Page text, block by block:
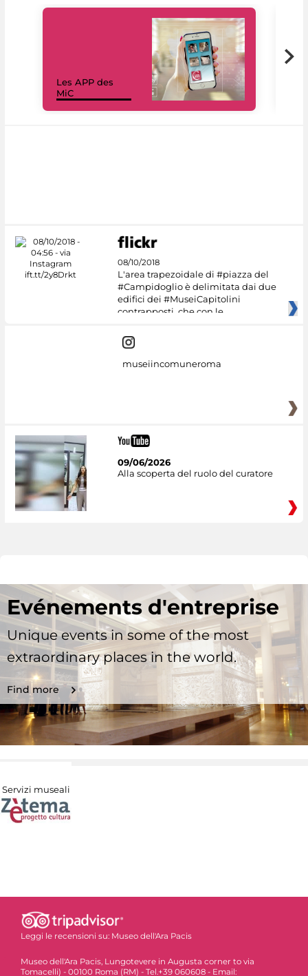
Les APP des
MiC
08/10/2018
L'area trapezoidale di #piazza del
#Campidoglio è delimitata dai due
edifici dei #MuseiCapitolini
contrapposti, che con le
museiincomuneroma
09/06/2026
Alla scoperta del ruolo del curatore
Evénements d'entreprise
Unique events in some of the most
extraordinary places in the world.
Find more
Servizi museali
Leggi le recensioni su: Museo dell'Ara Pacis
Museo dell'Ara Pacis, Lungotevere in Augusta corner to via
Tomacelli) - 00100 Roma (RM) - Tel.+39 060608 - Email: